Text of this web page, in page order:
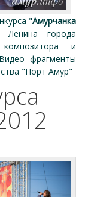
"Амурчанка
города
и
фрагменты
"Порт Амур"